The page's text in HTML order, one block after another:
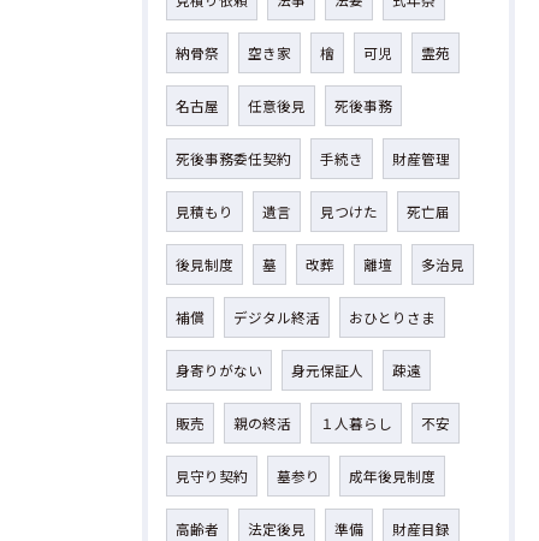
納骨祭 空き家 檜 可児 霊苑
名古屋 任意後見 死後事務
死後事務委任契約 手続き 財産管理
見積もり 遺言 見つけた 死亡届
後見制度 墓 改葬 離壇 多治見
補償 デジタル終活 おひとりさま
身寄りがない 身元保証人 疎遠
販売 親の終活 １人暮らし 不安
見守り契約 墓参り 成年後見制度
高齢者 法定後見 準備 財産目録